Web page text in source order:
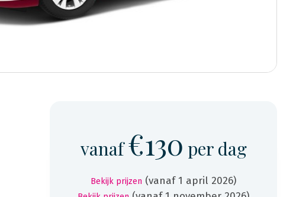
vanaf€130 per dag
Bekijk prijzen (vanaf 1 april 2026)